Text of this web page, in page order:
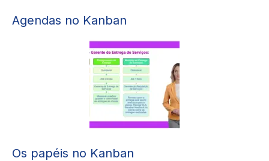
Agendas no Kanban
Os papéis no Kanban